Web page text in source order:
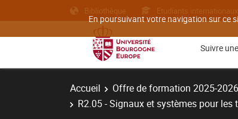
En poursuivant votre navigation sur ce
Bibliothèque Etudiants internationaux
Suivre
Accueil Offre de formation 2025-2026
R2.05 - Signaux et systèmes pour